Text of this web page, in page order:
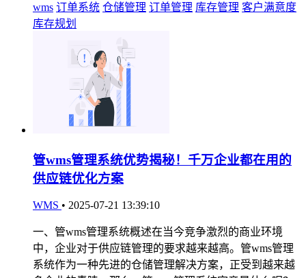
wms 订单系统 仓储管理 订单管理 库存管理 客户满意度
库存规划
管wms管理系统优势揭秘！千万企业都在用的
供应链优化方案
WMS • 2025-07-21 13:39:10
一、管wms管理系统概述在当今竞争激烈的商业环境
中，企业对于供应链管理的要求越来越高。管wms管理
系统作为一种先进的仓储管理解决方案，正受到越来越